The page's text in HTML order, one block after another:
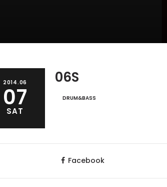
2014.06
07
SAT
06S
DRUM&BASS
Facebook